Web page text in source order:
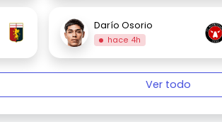
Darío Osorio
hace 4h
Ver todo